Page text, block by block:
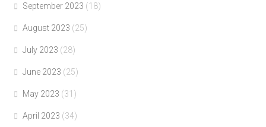
September 2023 (18)
August 2023 (25)
July 2023 (28)
June 2023 (25)
May 2023 (31)
April 2023 (34)